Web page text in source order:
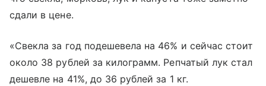
сдали в цене.
«Свекла за год подешевела на 46% и сейчас стоит
около 38 рублей за килограмм. Репчатый лук стал
дешевле на 41%, до 36 рублей за 1 кг.